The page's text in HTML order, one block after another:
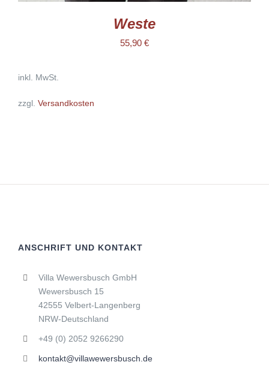
Weste
55,90 €
inkl. MwSt.
zzgl. Versandkosten
ANSCHRIFT UND KONTAKT
Villa Wewersbusch GmbH
Wewersbusch 15
42555 Velbert-Langenberg
NRW-Deutschland
+49 (0) 2052 9266290
kontakt@villawewersbusch.de